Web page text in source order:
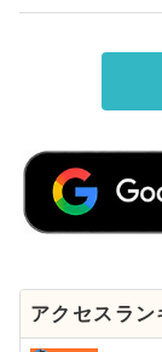
アクセスラン